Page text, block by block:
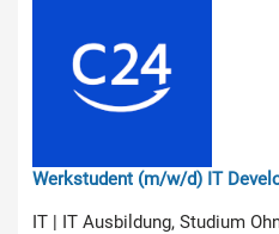
Werkstudent (m/w/d) IT
IT | IT Ausbildung, Studium